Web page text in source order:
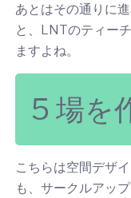
あとはその通りに
と、LNTのティー
ますよね。
5 場を
こちらは空間デザ
も、サークルアッ